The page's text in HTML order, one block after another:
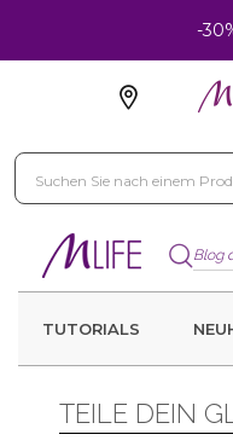
-
TUTORIALS
TEILE DEIN